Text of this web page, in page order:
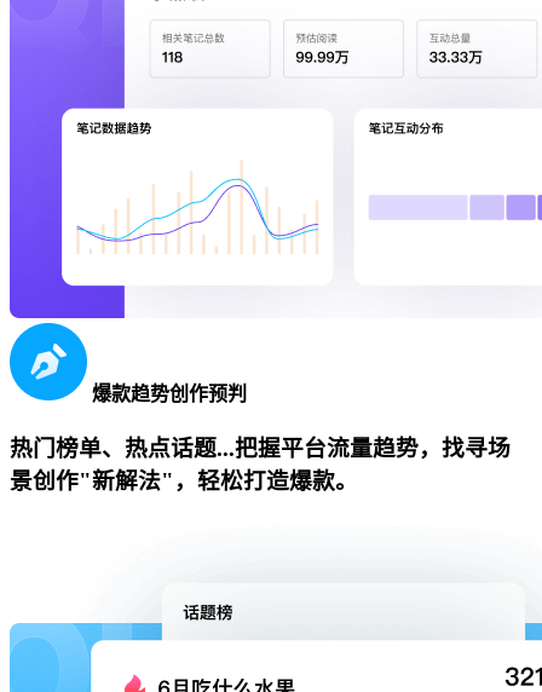
爆款趋势创作预判
热门榜单、热点话题...把握平台流量趋势，找寻场
景创作"新解法"，轻松打造爆款。